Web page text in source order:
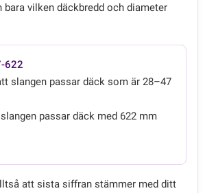
bara vilken däckbredd och diameter
622
slangen passar däck som är 28–47
passar däck med 622 mm
att sista siffran stämmer med ditt